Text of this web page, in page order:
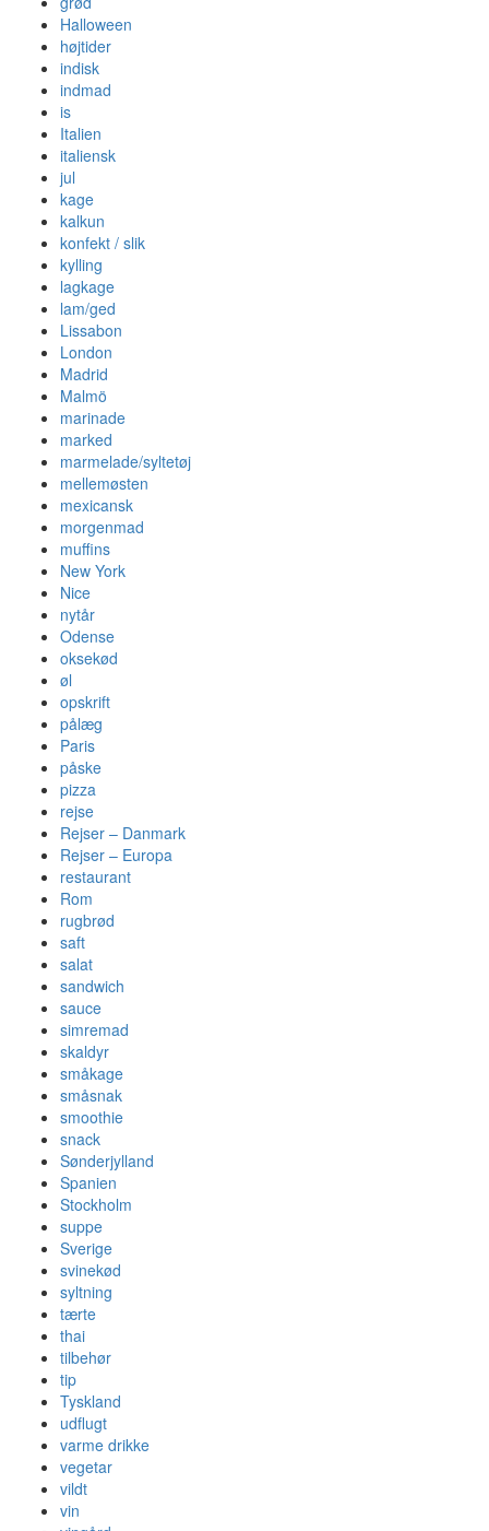
Halloween
højtider
indisk
indmad
is
Italien
italiensk
jul
kage
kalkun
konfekt / slik
kylling
lagkage
lam/ged
Lissabon
London
Madrid
Malmö
marinade
marked
marmelade/syltetøj
mellemøsten
mexicansk
morgenmad
muffins
New York
Nice
nytår
Odense
oksekød
øl
opskrift
pålæg
Paris
påske
pizza
rejse
Rejser – Danmark
Rejser – Europa
restaurant
Rom
rugbrød
saft
salat
sandwich
sauce
simremad
skaldyr
småkage
småsnak
smoothie
snack
Sønderjylland
Spanien
Stockholm
suppe
Sverige
svinekød
syltning
tærte
thai
tilbehør
tip
Tyskland
udflugt
varme drikke
vegetar
vildt
vin